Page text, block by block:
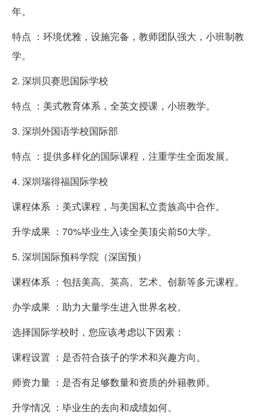
年。
特点 ：环境优雅，设施完备，教师团队强大，小班制教
学。
2. 深圳贝赛思国际学校
特点 ：美式教育体系，全英文授课，小班教学。
3. 深圳外国语学校国际部
特点 ：提供多样化的国际课程，注重学生全面发展。
4. 深圳瑞得福国际学校
课程体系 ：美式课程，与美国私立贵族高中合作。
升学成果 ：70%毕业生入读全美顶尖前50大学。
5. 深圳国际预科学院（深国预）
课程体系 ：包括美高、英高、艺术、创新等多元课程。
办学成果 ：助力大量学生进入世界名校。
选择国际学校时，您应该考虑以下因素：
课程设置 ：是否符合孩子的学术和兴趣方向。
师资力量 ：是否有足够数量和资质的外籍教师。
升学情况 ：毕业生的去向和成绩如何。